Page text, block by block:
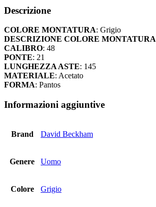
-
DB
1230
-
KB7
quantità
Descrizione
COLORE MONTATURA: Grigio
DESCRIZIONE COLORE MONTATURA
CALIBRO: 48
PONTE: 21
LUNGHEZZA ASTE: 145
MATERIALE: Acetato
FORMA: Pantos
Informazioni aggiuntive
Brand David Beckham
Genere Uomo
Colore Grigio